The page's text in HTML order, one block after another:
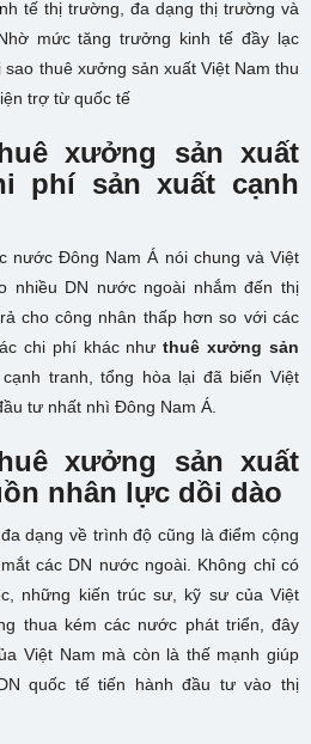
tế thị trường, đa dạng thị trường và
mức tăng trưởng kinh tế đầy lạc
thuê xưởng sản xuất Việt Nam thu
trợ từ quốc tế
xưởng sản xuất
phí sản xuất cạnh
nước Đông Nam Á nói chung và Việt
nhiều DN nước ngoài nhắm đến thị
cho công nhân thấp hơn so với các
chi phí khác nhưthuê xưởng sản
tranh, tổng hòa lại đã biến Việt
tư nhất nhì Đông Nam Á.
xưởng sản xuất
nhân lực dồi dào
dạng về trình độ cũng là điểm cộng
các DN nước ngoài. Không chỉ có
những kiến trúc sư, kỹ sư của Việt
thua kém các nước phát triển, đây
Việt Nam mà còn là thế mạnh giúp
quốc tế tiến hành đầu tư vào thị